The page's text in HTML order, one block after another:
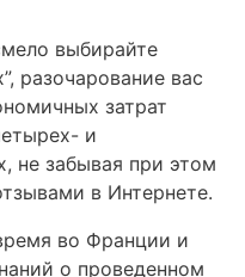
выбирайте
разочарование вас
затрат
и
не забывая при этом
в Интернете.
во Франции и
о проведенном